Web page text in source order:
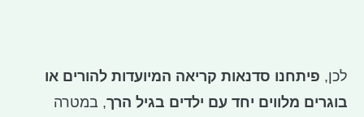
לכן, פיתחנו סדנאות קריאה המיועדות להורים או
בוגרים מלווים יחד עם ילדים בגיל הרך, במטרה